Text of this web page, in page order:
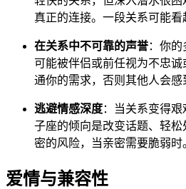
真正的连接。一段关系可能看
在关系中不可靠的声誉：你的
可能被伴侣或前任视为不忠
通你的需求，否则其他人会感
逃避情感深度：当关系变得
子座的倾向是改变话题、轻
密的风险，当亲密需要脆弱时
爱情与兼容性